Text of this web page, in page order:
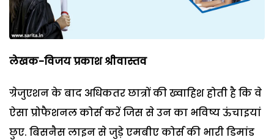
लेखक-विजय प्रकाश श्रीवास्तव
ग्रेजुएशन के बाद अधिकतर छात्रों की ख्वाहिश होती है कि वे
ऐसा प्रोफैशनल कोर्स करें जिस से उन का भविष्य ऊंचाइयां
छुए. बिसनैस लाइन से जुड़े एमबीए कोर्स की भारी डिमांड